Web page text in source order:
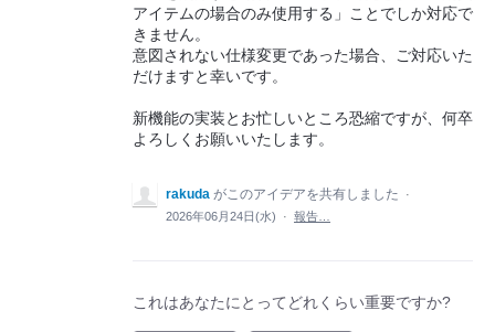
アイテムの場合のみ使用する」ことでしか対応で
きません。
意図されない仕様変更であった場合、ご対応いた
だけますと幸いです。
新機能の実装とお忙しいところ恐縮ですが、何卒
よろしくお願いいたします。
rakuda がこのアイデアを共有しました
·
2026年06月24日(水)
· 報告…
これはあなたにとってどれくらい重要ですか?